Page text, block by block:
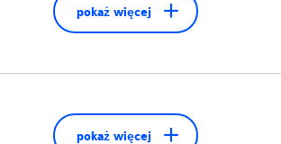
pokaż więcej
pokaż więcej